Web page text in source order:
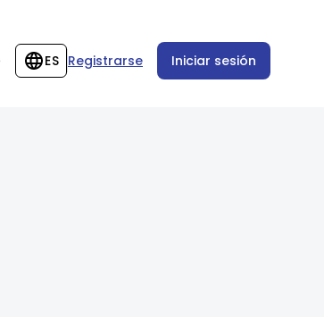
ES Registrarse Iniciar sesión